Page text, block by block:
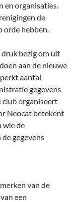
en organisaties.
de
orde hebben.
bezig om uit
aan de nieuwe
aantal
gegevens
club organiseert
Neocat betekent
wie de
gegevens
van de
een